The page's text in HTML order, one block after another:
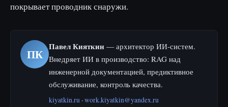
покрывает проводник снаружи.
ПК
Павел Кияткин — архитектор ИИ-систем.
Внедряет ИИ в производство: RAG над
инженерной документацией, предиктивное
обслуживание, контроль качества.
kiyatkin.ru ·work.kiyatkin@yandex.ru